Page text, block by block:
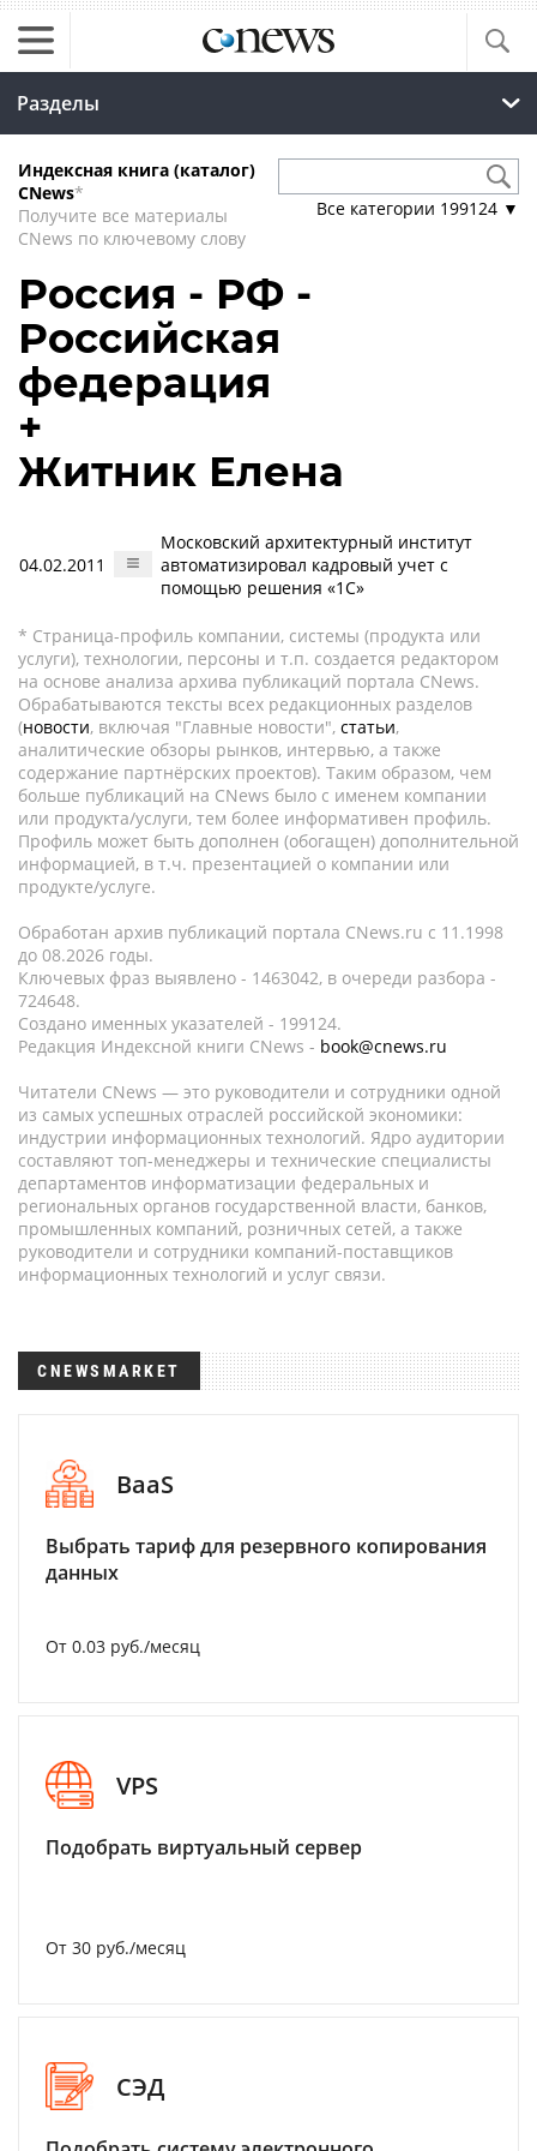
Разделы
Индексная книга (каталог)
CNews*
Получите все материалы
CNews по ключевому слову
Все категории 199124 ▼
Россия - РФ -
Российская
федерация
+
Житник Елена
04.02.2011
Московский архитектурный институт
автоматизировал кадровый учет с
помощью решения «1С»
* Страница-профиль компании, системы (продукта или
услуги), технологии, персоны и т.п. создается редактором
на основе анализа архива публикаций портала CNews.
Обрабатываются тексты всех редакционных разделов
(новости, включая "Главные новости", статьи,
аналитические обзоры рынков, интервью, а также
содержание партнёрских проектов). Таким образом, чем
больше публикаций на CNews было с именем компании
или продукта/услуги, тем более информативен профиль.
Профиль может быть дополнен (обогащен) дополнительной
информацией, в т.ч. презентацией о компании или
продукте/услуге.
Обработан архив публикаций портала CNews.ru c 11.1998
до 08.2026 годы.
Ключевых фраз выявлено - 1463042, в очереди разбора -
724648.
Создано именных указателей - 199124.
Редакция Индексной книги CNews - book@cnews.ru
Читатели CNews — это руководители и сотрудники одной
из самых успешных отраслей российской экономики:
индустрии информационных технологий. Ядро аудитории
составляют топ-менеджеры и технические специалисты
департаментов информатизации федеральных и
региональных органов государственной власти, банков,
промышленных компаний, розничных сетей, а также
руководители и сотрудники компаний-поставщиков
информационных технологий и услуг связи.
CNEWSMARKET
BaaS
Выбрать тариф для резервного копирования
данных
От 0.03 руб./месяц
VPS
Подобрать виртуальный сервер
От 30 руб./месяц
СЭД